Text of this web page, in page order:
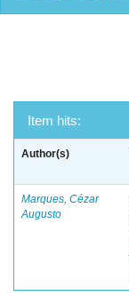
Item hits:
Author(s)
Marques, Cézar
Augusto